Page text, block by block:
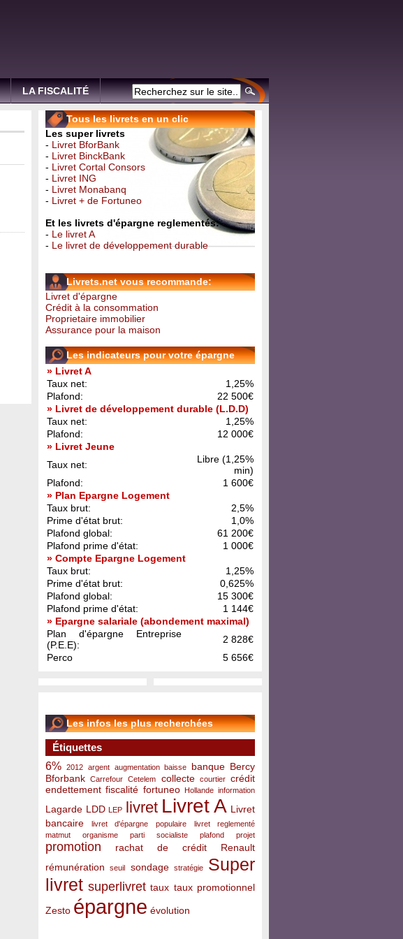
LA FISCALITÉ
Tous les livrets en un clic
Les super livrets
- Livret BforBank
- Livret BinckBank
- Livret Cortal Consors
- Livret ING
- Livret Monabanq
- Livret + de Fortuneo
Et les livrets d'épargne reglementés:
- Le livret A
- Le livret de développement durable
Livrets.net vous recommande:
Livret d'épargne
Crédit à la consommation
Proprietaire immobilier
Assurance pour la maison
Les indicateurs pour votre épargne
» Livret A
Taux net:
1,25%
Plafond:
22 500€
» Livret de développement durable (L.D.D)
Taux net:
1,25%
Plafond:
12 000€
» Livret Jeune
Taux net:
Libre (1,25%
min)
Plafond:
1 600€
» Plan Epargne Logement
Taux brut:
2,5%
Prime d'état brut:
1,0%
Plafond global:
61 200€
Plafond prime d'état:
1 000€
» Compte Epargne Logement
Taux brut:
1,25%
Prime d'état brut:
0,625%
Plafond global:
15 300€
Plafond prime d'état:
1 144€
» Epargne salariale (abondement maximal)
Plan d'épargne Entreprise
(P.E.E):
2 828€
Perco
5 656€
Les infos les plus recherchées
Étiquettes
6% 2012 argent augmentation baisse banque Bercy
Bforbank
Carrefour Cetelem collecte courtier
crédit
endettement fiscalité fortuneo Hollande information
Lagarde LDD LEP livret Livret A Livret
bancaire
livret d'épargne populaire
livret reglementé
matmut
organisme parti socialiste plafond projet
promotion rachat de crédit
Renault
rémunération
seuil sondage stratégie
Super
livret superlivret taux taux promotionnel
Zesto épargne évolution